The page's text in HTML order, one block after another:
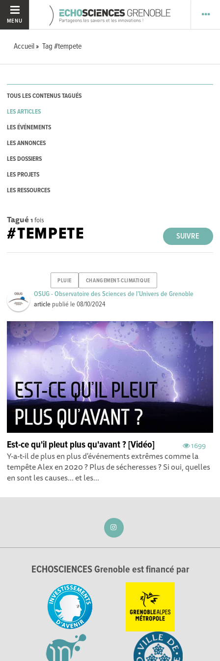
MENU
Accueil Tag #tempete
TOUS LES CONTENUS TAGUÉS
LES ARTICLES
LES ÉVÉNEMENTS
LES ANNONCES
LES DOSSIERS
LES PROJETS
LES RESSOURCES
Tagué 1 fois
SUIVRE
#TEMPETE
PLUIE CHANGEMENT-CLIMATIQUE
OSUG - Observatoire des Sciences de l’Univers de Grenoble
article publié le08/10/2024
1699
Est-ce qu'il pleut plus qu'avant ? [Vidéo]
Y-a-t-il de plus en plus d'événements extrêmes comme la
tempête Alex en 2020 ? Plus de sécheresses ? Si oui, quelles
en sont les causes... et les...
ECHOSCIENCES Grenoble est financé par